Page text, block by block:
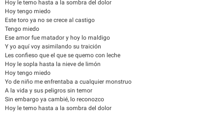
Hoy le temo hasta a la sombra del dolor
Hoy tengo miedo
Este toro ya no se crece al castigo
Tengo miedo
Ese amor fue matador y hoy lo maldigo
Y yo aquí voy asimilando su traición
Les confieso que el que se quemo con leche
Hoy le sopla hasta la nieve de limón
Hoy tengo miedo
Yo de niño me enfrentaba a cualquier monstruo
A la vida y sus peligros sin temor
Sin embargo ya cambié, lo reconozco
Hoy le temo hasta a la sombra del dolor